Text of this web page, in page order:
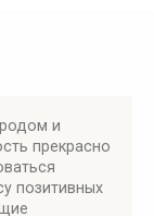
и
прекрасно
позитивных